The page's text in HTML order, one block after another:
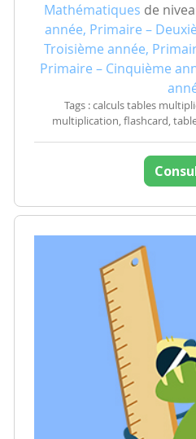
Mathématiques de
année, Primaire –
Troisième année,
Primaire – Cinquième
Tags : calculs tables
multiplication, flashcard,